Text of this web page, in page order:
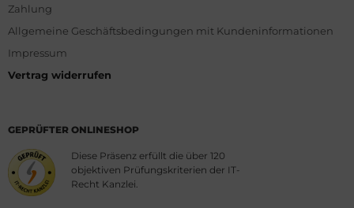
Zahlung
Allgemeine Geschäftsbedingungen mit Kundeninformationen
Impressum
Vertrag widerrufen
GEPRÜFTER ONLINESHOP
Diese Präsenz erfüllt die über 120
objektiven Prüfungskriterien der IT-
Recht Kanzlei.